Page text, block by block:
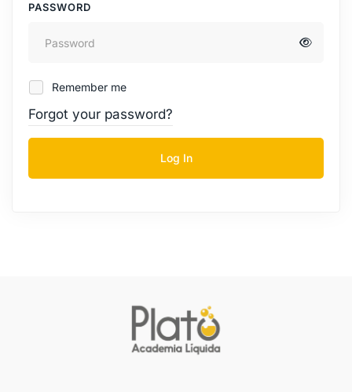
PASSWORD
Remember me
Forgot your password?
Log In